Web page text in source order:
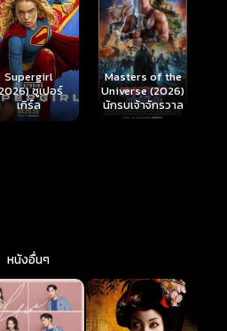
Supergirl
ซูเปอร์
เกิร์ล
Masters of the
Universe (2026)
นักรบเจ้าจักรวาล
หนังอื่นๆ